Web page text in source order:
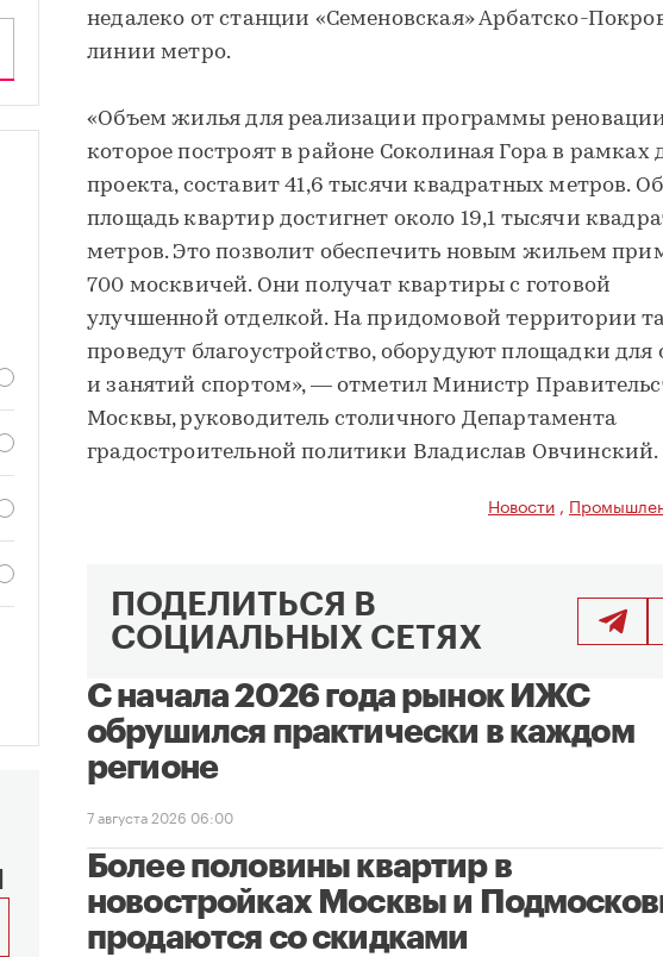
недалеко от станции «Семеновская» Арбатско-
линии метро.
«Объем жилья для реализации программы
которое построят в районе Соколиная Гора в рамках
проекта, составит 41,6 тысячи квадратных метров.
площадь квартир достигнет около 19,1 тысячи
метров. Это позволит обеспечить новым жильем
700 москвичей. Они получат квартиры с готовой
улучшенной отделкой. На придомовой территории
проведут благоустройство, оборудуют площадки для
и занятий спортом», — отметил Министр
Москвы, руководитель столичного Департамента
градостроительной политики Владислав Овчинский.
Новости ,
ПОДЕЛИТЬСЯ В
СОЦИАЛЬНЫХ СЕТЯХ
С начала 2026 года рынок ИЖС
обрушился практически в каждом
регионе
7 августа 2026 06:00
Более половины квартир в
новостройках Москвы и
продаются со скидками